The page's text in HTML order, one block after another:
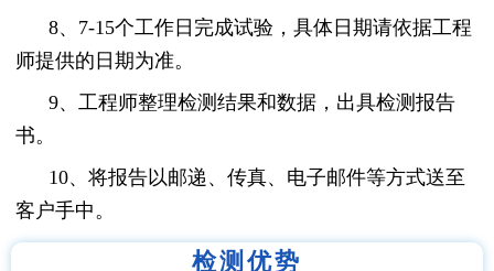
8、7-15个工作日完成试验，具体日期请依据工程
师提供的日期为准。
9、工程师整理检测结果和数据，出具检测报告
书。
10、将报告以邮递、传真、电子邮件等方式送至
客户手中。
检测优势